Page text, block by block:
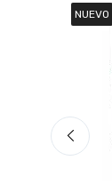
NUEVO